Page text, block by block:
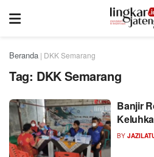
Beranda | DKK Semarang
Tag: DKK Semarang
Banjir
BY